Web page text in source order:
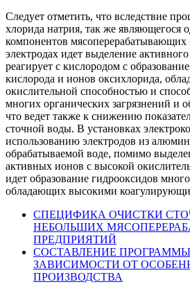
Следует отметить, что вследствие
хлорида натрия, так же являющегося
компонентов мясоперерабатывающих
электродах идет выделение
реагирует с кислородом с
кислорода и ионов оксихлорида,
окислительной способностью и
многих органических загрязнений и
что ведет также к снижению
сточной воды. В установках
использованию электродов из
обрабатываемой воде, помимо
активных ионов с высокой
идет образование гидрооксидов
обладающих высокими
СПЕЦИФИКА ОЧИСТКИ
НЕБОЛЬШИХ
ПРЕДПРИЯТИЙ
СОСТАВЛЕНИЕ ПРОГРАММЫ
ЗАВИСИМОСТИ ОТ
ПРОИЗВОДСТВА